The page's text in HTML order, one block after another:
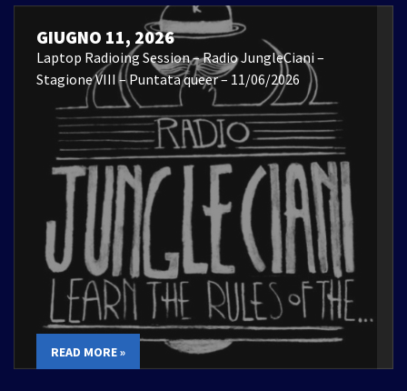
GIUGNO 11, 2026
Laptop Radioing Session – Radio JungleCiani –
Stagione VIII – Puntata queer – 11/06/2026
READ MORE »